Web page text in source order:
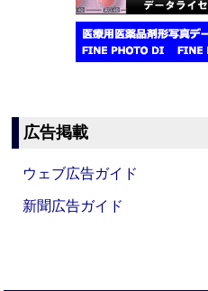
広告掲載
ウェブ広告ガイド
新聞広告ガイド